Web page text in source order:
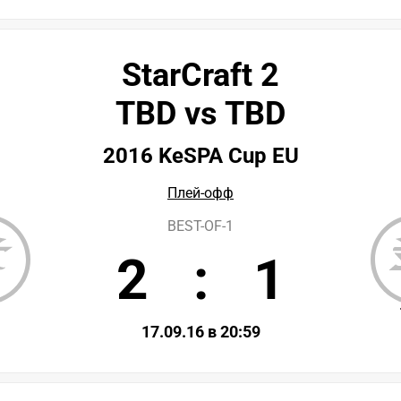
StarCraft 2
TBD vs TBD
2016 KeSPA Cup EU
Плей-офф
BEST-OF-1
2 : 1
17.09.16 в 20:59